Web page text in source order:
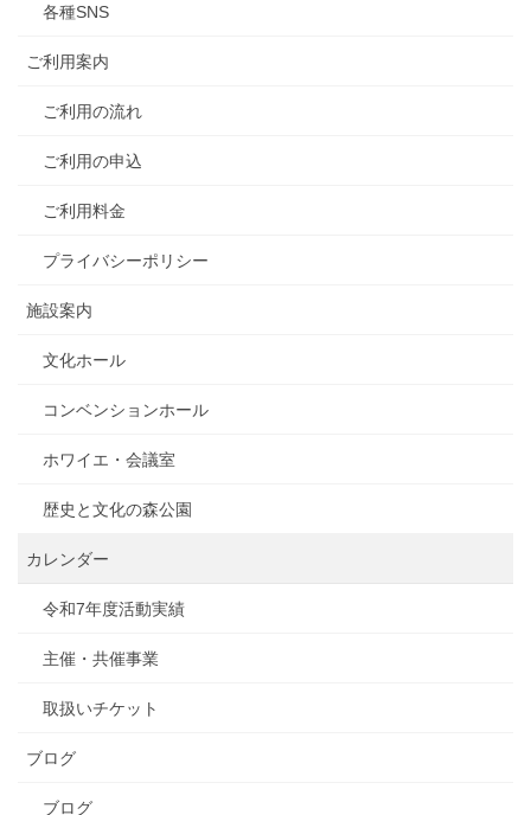
各種SNS
ご利用案内
ご利用の流れ
ご利用の申込
ご利用料金
プライバシーポリシー
施設案内
文化ホール
コンベンションホール
ホワイエ・会議室
歴史と文化の森公園
カレンダー
令和7年度活動実績
主催・共催事業
取扱いチケット
ブログ
ブログ